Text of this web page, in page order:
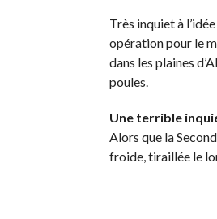
Très inquiet à
opération pour le
dans les plaines
poules.
Une terrible
Alors que la
froide, tiraillée le